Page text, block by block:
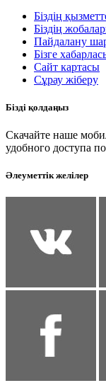
Біздің
Біздің
Пайдалану
Бізге
Сайт картасы
Сұрау жіберу
Бізді қолдаңыз
Скачайте наше
удобного доступа
Әлеуметтік желілер